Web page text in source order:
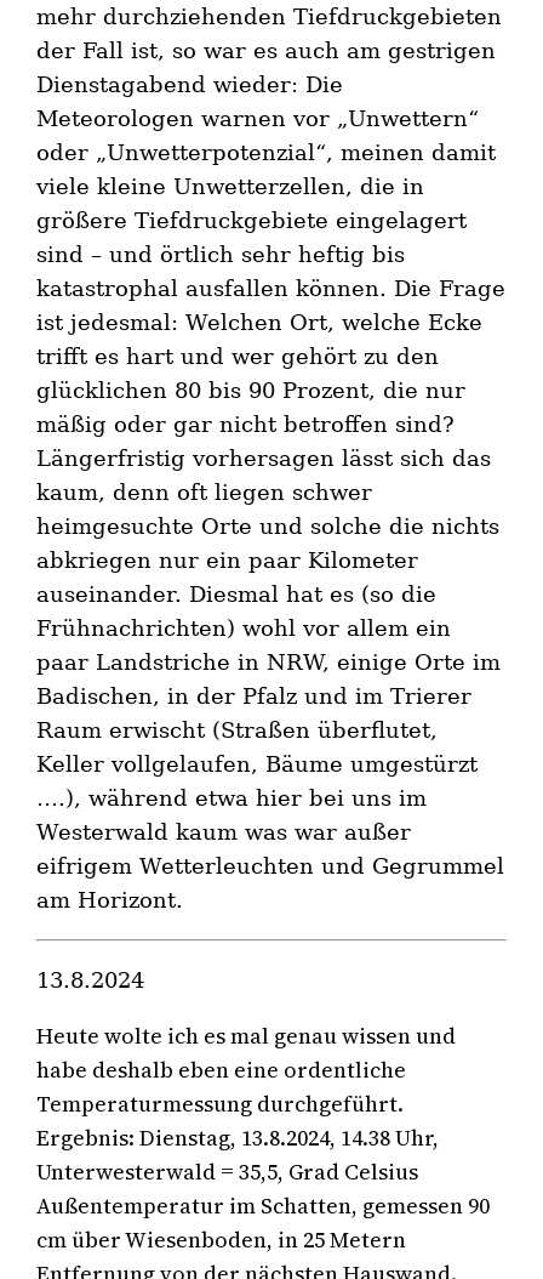
mehr durchziehenden Tiefdruckgebieten
der Fall ist, so war es auch am gestrigen
Dienstagabend wieder: Die
Meteorologen warnen vor „Unwettern“
oder „Unwetterpotenzial“, meinen damit
viele kleine Unwetterzellen, die in
größere Tiefdruckgebiete eingelagert
sind – und örtlich sehr heftig bis
katastrophal ausfallen können. Die Frage
ist jedesmal: Welchen Ort, welche Ecke
trifft es hart und wer gehört zu den
glücklichen 80 bis 90 Prozent, die nur
mäßig oder gar nicht betroffen sind?
Längerfristig vorhersagen lässt sich das
kaum, denn oft liegen schwer
heimgesuchte Orte und solche die nichts
abkriegen nur ein paar Kilometer
auseinander. Diesmal hat es (so die
Frühnachrichten) wohl vor allem ein
paar Landstriche in NRW, einige Orte im
Badischen, in der Pfalz und im Trierer
Raum erwischt (Straßen überflutet,
Keller vollgelaufen, Bäume umgestürzt
….), während etwa hier bei uns im
Westerwald kaum was war außer
eifrigem Wetterleuchten und Gegrummel
am Horizont.
13.8.2024
Heute wolte ich es mal genau wissen und
habe deshalb eben eine ordentliche
Temperaturmessung durchgeführt.
Ergebnis: Dienstag, 13.8.2024, 14.38 Uhr,
Unterwesterwald = 35,5, Grad Celsius
Außentemperatur im Schatten, gemessen 90
cm über Wiesenboden, in 25 Metern
Entfernung von der nächsten Hauswand.